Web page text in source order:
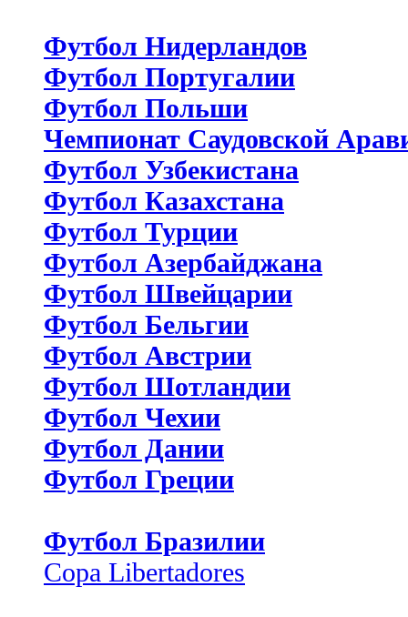
Футбол Нидерландов
Футбол Португалии
Футбол Польши
Чемпионат Саудовской
Футбол Узбекистана
Футбол Казахстана
Футбол Турции
Футбол Азербайджана
Футбол Швейцарии
Футбол Бельгии
Футбол Австрии
Футбол Шотландии
Футбол Чехии
Футбол Дании
Футбол Греции
Футбол Бразилии
Copa Libertadores